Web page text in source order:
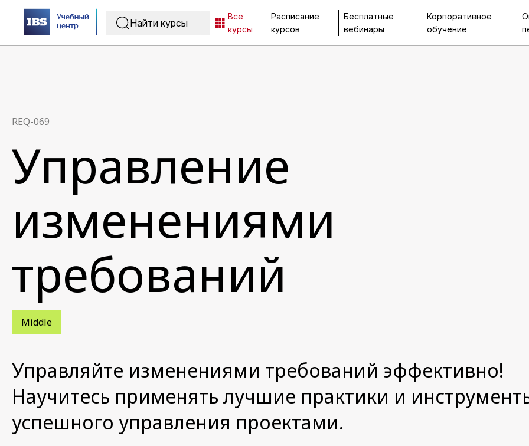
Все
курсы
Расписание
курсов
Бесплатные
вебинары
Корпоративное
обучение
REQ-069
Управление
изменениями
требований
Middle
Управляйте изменениями требований эффективно!
Научитесь применять лучшие практики и
успешного управления проектами.